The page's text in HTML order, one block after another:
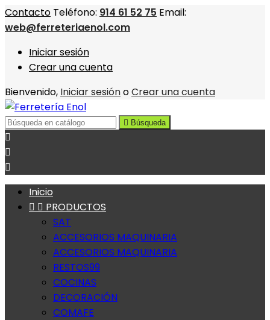
Contacto Teléfono: 914 61 52 75 Email:
web@ferreteriaenol.com
Iniciar sesión
Crear una cuenta
Bienvenido, Iniciar sesiónoCrear una cuenta
 Búsqueda



Inicio
  PRODUCTOS
SAT
ACCESORIOS MAQUINARIA
ACCESORIOS MAQUINARIA
RESTOS99
COCINAS
DECORACIÓN
COMAFE